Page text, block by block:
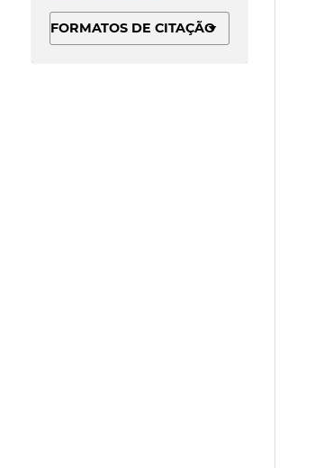
FORMATOS DE CITAÇÃO